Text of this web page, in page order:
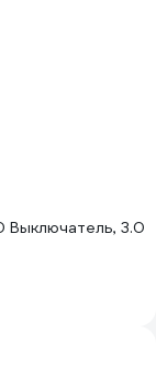
Выключатель, 3.0